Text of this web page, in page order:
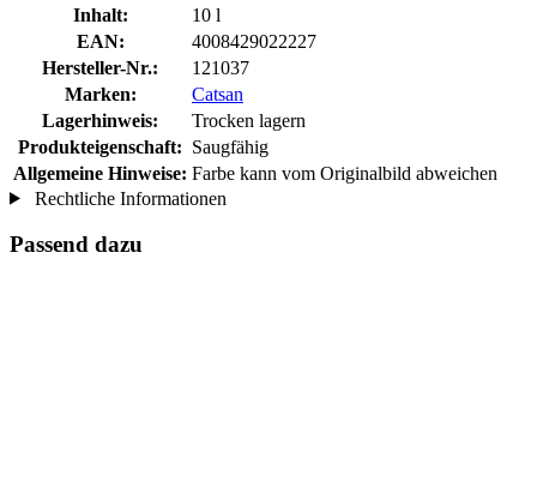
Inhalt:
10 l
EAN:
4008429022227
Hersteller-Nr.:
121037
Marken:
Catsan
Lagerhinweis:
Trocken lagern
Produkteigenschaft: Saugfähig
Allgemeine Hinweise: Farbe kann vom Originalbild abweichen
Rechtliche Informationen
Passend dazu